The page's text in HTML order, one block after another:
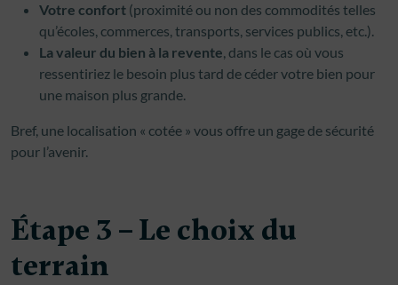
Votre confort (proximité ou non des commodités telles
qu’écoles, commerces, transports, services publics, etc.).
La valeur du bien à la revente, dans le cas où vous
ressentiriez le besoin plus tard de céder votre bien pour
une maison plus grande.
Bref, une localisation « cotée » vous offre un gage de sécurité
pour l’avenir.
Étape 3 – Le choix du
terrain